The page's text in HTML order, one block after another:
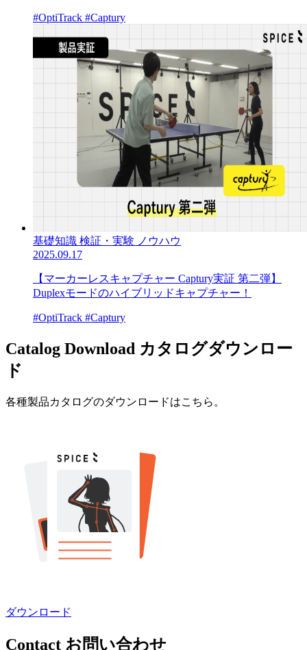
#OptiTrack #Captury
基礎知識 検証・実験 ノウハウ
2025.09.17
【マーカーレスキャプチャー Captury実証 第二弾】
Duplexモードのハイブリッドキャプチャー！
#OptiTrack #Captury
Catalog Download カタログダウンロー
ド
各種製品カタログのダウンロードはこちら。
ダウンロード
Contact お問い合わせ